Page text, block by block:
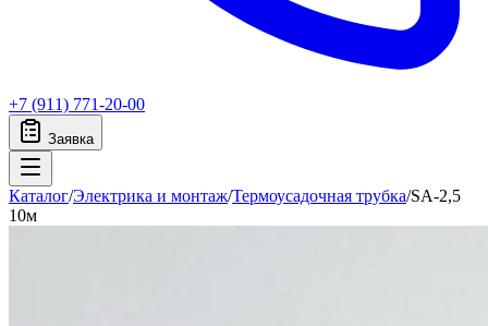
+7 (911) 771-20-00
Заявка
Каталог/Электрика и монтаж/Термоусадочная трубка/SA-2,5
10м